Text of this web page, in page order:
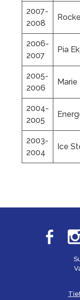
2007-
2008
2006-
2007
Pia Ek
2005-
2006
2004-
2005
2003-
2004
Ice